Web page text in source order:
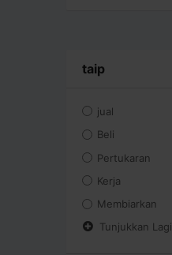
taip
jual
Beli
Pertukaran
Kerja
Membiarkan
Tunjukkan Lagi